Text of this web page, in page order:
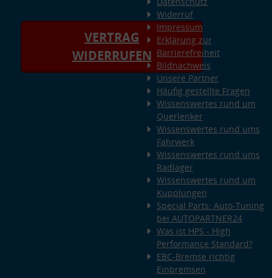
VERTRAG
WIDERRUFEN
Widerruf
Impressum
Erklärung zur
Barrierefreiheit
Bildnachweis
Unsere Partner
Häufig gestellte Fragen
Wissenswertes rund um
Querlenker
Wissenswertes rund ums
Fahrwerk
Wissenswertes rund ums
Radlager
Wissenswertes rund um
Kupplungen
Special Parts: Auto-Tuning
bei AUTOPARTNER24
Was ist HPS - High
Performance Standard?
EBC-Bremse richtig
Einbremsen